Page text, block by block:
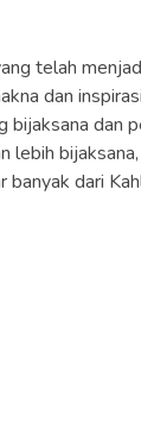
telah
dan
bijaksana dan
dari